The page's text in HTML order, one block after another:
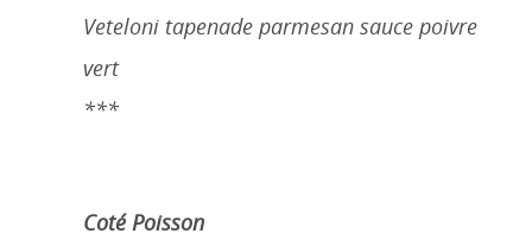
Veteloni tapenade parmesan sauce poivre
vert
***
Coté Poisson